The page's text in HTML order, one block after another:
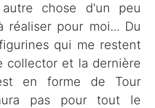
chose d'un peu
réaliser pour moi... Du
qui me restent
collector et la dernière
en forme de Tour
pas pour tout le